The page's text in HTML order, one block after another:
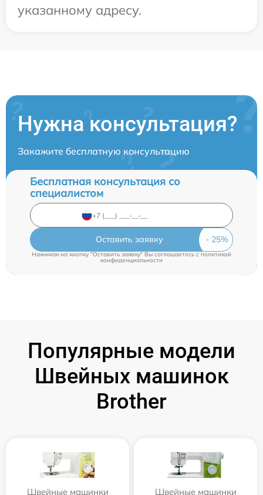
указанному адресу.
Нужна консультация?
Закажите бесплатную консультацию
Бесплатная консультация со
специалистом
Оставить заявку
Нажимая на кнопку "Оставить заявку" Вы соглашаетесь c политикой
конфиденциальности
Популярные модели
Швейных машинок
Brother
Швейные машинки
Швейные машинки